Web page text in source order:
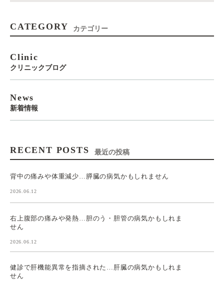
CATEGORY カテゴリー
Clinic
クリニックブログ
News
新着情報
RECENT POSTS 最近の投稿
背中の痛みや体重減少…膵臓の病気かもしれません
2026.06.12
右上腹部の痛みや発熱…胆のう・胆管の病気かもしれま
せん
2026.06.12
健診で肝機能異常を指摘された…肝臓の病気かもしれま
せん